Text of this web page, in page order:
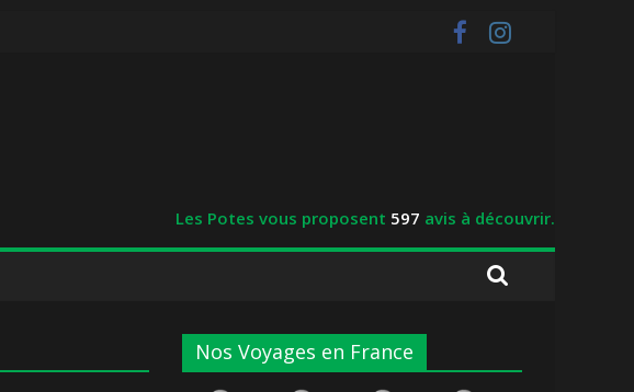
Les Potes vous proposent 597 avis à découvrir.
Nos Voyages en France